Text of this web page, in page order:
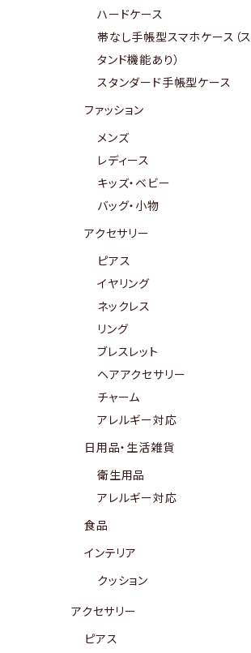
ハードケース
帯なし手帳型スマホケース（ス
タンド機能あり）
スタンダード手帳型ケース
ファッション
メンズ
レディース
キッズ・ベビー
バッグ・小物
アクセサリー
ピアス
イヤリング
ネックレス
リング
ブレスレット
ヘアアクセサリー
チャーム
アレルギー対応
日用品・生活雑貨
衛生用品
アレルギー対応
食品
インテリア
クッション
アクセサリー
ピアス